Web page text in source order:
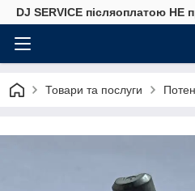
DJ SERVICE пiсляоплатою НЕ
Товари та послуги